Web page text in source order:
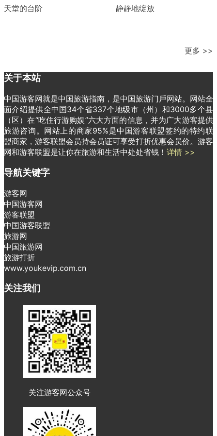
天堂的台阶 静静地绽放
更多 >>
关于本站
中国游客网就是中国旅游指南，是中国旅游门戶网站。网站全
面介绍提供全中国34个省337个地级市（州）和3000多个县
（区）在“吃住行游购娱”六大方面的信息，并为广大游客提供
旅游咨询。网站上的商家95%是中国游客联盟签约的特约联
盟商家，游客联盟会员持会员证可享受打折优惠会员价。游客
网和游客联盟是让你在旅游和生活中处处省钱！ 详情 >>
导航关键字
游客网
中国游客网
游客联盟
中国游客联盟
旅游网
中国旅游网
旅游打折
www.youkevip.com.cn
关注我们
关注游客网公众号